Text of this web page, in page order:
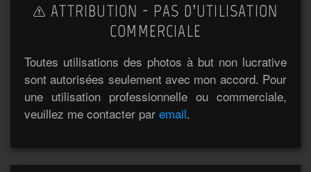
ATTRIBUTION - PAS D’UTILISATION
COMMERCIALE
Toutes utilisations des photos à but non lucrative
sont autorisées seulement avec mon accord. Pour
une utilisation professionnelle ou commerciale,
veuillez me contacter par email.